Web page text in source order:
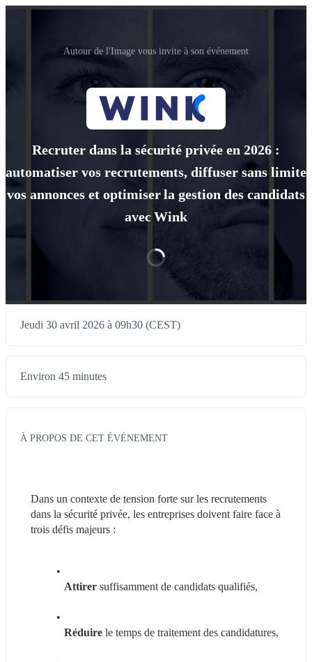
Autour de l'Image vous invite à son événement
Recruter dans la sécurité privée en 2026 :
automatiser vos recrutements, diffuser sans limite
vos annonces et optimiser la gestion des candidats
avec Wink
Jeudi 30 avril 2026 à 09h30 (CEST)
Environ 45 minutes
À PROPOS DE CET ÉVÉNEMENT
Dans un contexte de tension forte sur les recrutements
dans la sécurité privée, les entreprises doivent faire face à
trois défis majeurs :
Attirer suffisamment de candidats qualifiés,
Réduire le temps de traitement des candidatures,